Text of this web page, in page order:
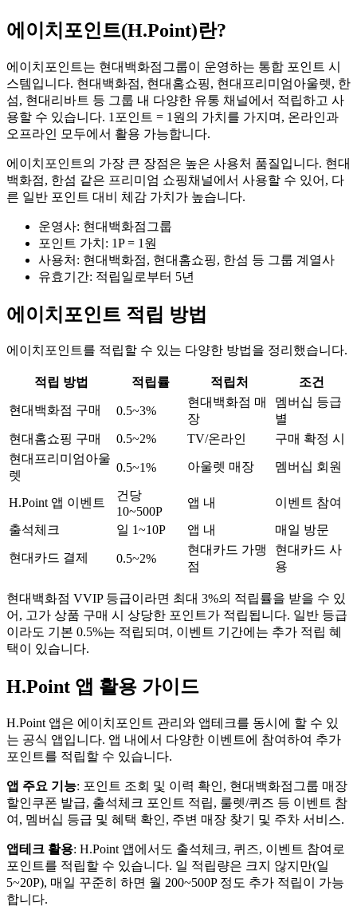
에이치포인트(H.Point)란?
에이치포인트는 현대백화점그룹이 운영하는 통합 포인트 시
스템입니다. 현대백화점, 현대홈쇼핑, 현대프리미엄아울렛, 한
섬, 현대리바트 등 그룹 내 다양한 유통 채널에서 적립하고 사
용할 수 있습니다. 1포인트 = 1원의 가치를 가지며, 온라인과
오프라인 모두에서 활용 가능합니다.
에이치포인트의 가장 큰 장점은 높은 사용처 품질입니다. 현대
백화점, 한섬 같은 프리미엄 쇼핑채널에서 사용할 수 있어, 다
른 일반 포인트 대비 체감 가치가 높습니다.
운영사: 현대백화점그룹
포인트 가치: 1P = 1원
사용처: 현대백화점, 현대홈쇼핑, 한섬 등 그룹 계열사
유효기간: 적립일로부터 5년
에이치포인트 적립 방법
에이치포인트를 적립할 수 있는 다양한 방법을 정리했습니다.
적립 방법 적립률 적립처 조건
현대백화점 구매 0.5~3%
현대백화점 매
장
멤버십 등급
별
현대홈쇼핑 구매
0.5~2% TV/온라인
구매 확정 시
현대프리미엄아울
렛
0.5~1% 아울렛 매장 멤버십 회원
H.Point 앱 이벤트
건당
10~500P
앱 내
이벤트 참여
출석체크
일 1~10P 앱 내 매일 방문
현대카드 결제 0.5~2%
현대카드 가맹
점
현대카드 사
용
현대백화점 VVIP 등급이라면 최대 3%의 적립률을 받을 수 있
어, 고가 상품 구매 시 상당한 포인트가 적립됩니다. 일반 등급
이라도 기본 0.5%는 적립되며, 이벤트 기간에는 추가 적립 혜
택이 있습니다.
H.Point 앱 활용 가이드
H.Point 앱은 에이치포인트 관리와 앱테크를 동시에 할 수 있
는 공식 앱입니다. 앱 내에서 다양한 이벤트에 참여하여 추가
포인트를 적립할 수 있습니다.
앱 주요 기능: 포인트 조회 및 이력 확인, 현대백화점그룹 매장
할인쿠폰 발급, 출석체크 포인트 적립, 룰렛/퀴즈 등 이벤트 참
여, 멤버십 등급 및 혜택 확인, 주변 매장 찾기 및 주차 서비스.
앱테크 활용: H.Point 앱에서도 출석체크, 퀴즈, 이벤트 참여로
포인트를 적립할 수 있습니다. 일 적립량은 크지 않지만(일
5~20P), 매일 꾸준히 하면 월 200~500P 정도 추가 적립이 가능
합니다.